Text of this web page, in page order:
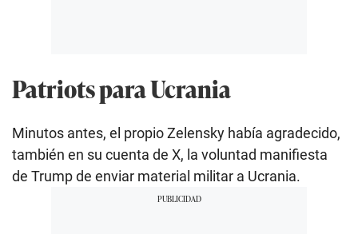
Patriots para Ucrania
Minutos antes, el propio Zelensky había agradecido,
también en su cuenta de X, la voluntad manifiesta
de Trump de enviar material militar a Ucrania.